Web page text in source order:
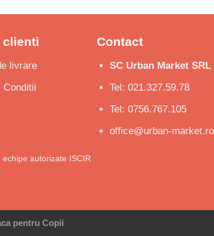
clienti
livrare
Conditii
Contact
SC Urban Market SRL
Tel: 021.327.59.78
Tel: 0756.767.105
office@urban-market.ro
autorizate ISCIR
pentru Copii